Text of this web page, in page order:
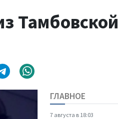
Тамбовской
ГЛАВНОЕ
7 августа в 18:03